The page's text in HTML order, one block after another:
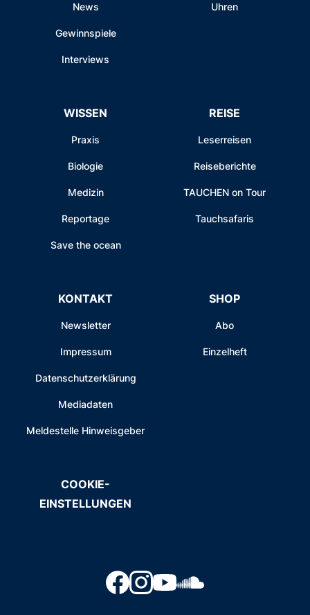
News
Gewinnspiele
Interviews
Uhren
WISSEN
Praxis
Biologie
Medizin
Reportage
Save the ocean
REISE
Leserreisen
Reiseberichte
TAUCHEN on Tour
Tauchsafaris
KONTAKT
Newsletter
Impressum
Datenschutzerklärung
Mediadaten
Meldestelle Hinweisgeber
SHOP
Abo
Einzelheft
COOKIE-
EINSTELLUNGEN